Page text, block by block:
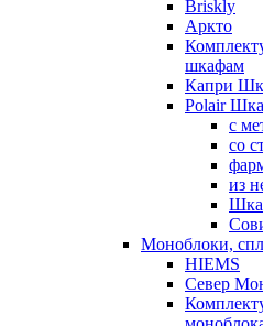
Briskly
Аркто
шкафам
Капри
Polair
с
со
из
Моноблоки,
HIEMS
Север